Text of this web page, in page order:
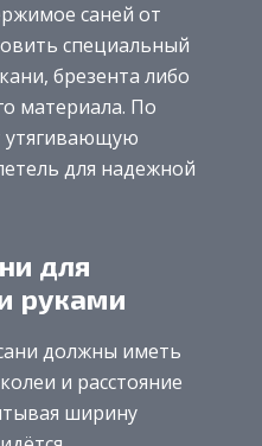
саней от
специальный
брезента либо
материала. По
для надежной
для
руками
должны иметь
и расстояние
ширину